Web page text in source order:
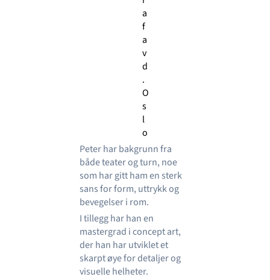
a
f
a
v
d
.
O
s
l
o
Peter har bakgrunn fra
både teater og turn, noe
som har gitt ham en sterk
sans for form, uttrykk og
bevegelser i rom.
I tillegg har han en
mastergrad i concept art,
der han har utviklet et
skarpt øye for detaljer og
visuelle helheter.